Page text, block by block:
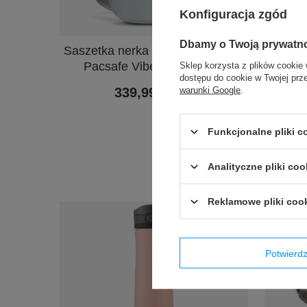
Saszetka nerka antykradzieżowa
Pacsafe Vibe 100 - Szara
339,99 zł szt.
Kubek
przed
Konfiguracja zgód
Dbamy o Twoją
Sklep korzysta z plików cookie
dostępu do cookie w Twojej
warunki Google
Funkcjonalne pliki
Analityczne pliki
Reklamowe pliki